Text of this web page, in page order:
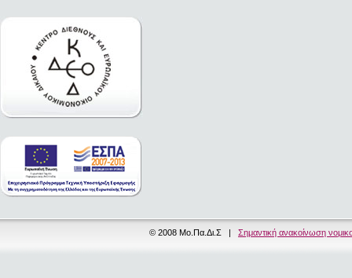
© 2008 Μο.Πα.Δι.Σ | Σημαντική ανακοίνωση